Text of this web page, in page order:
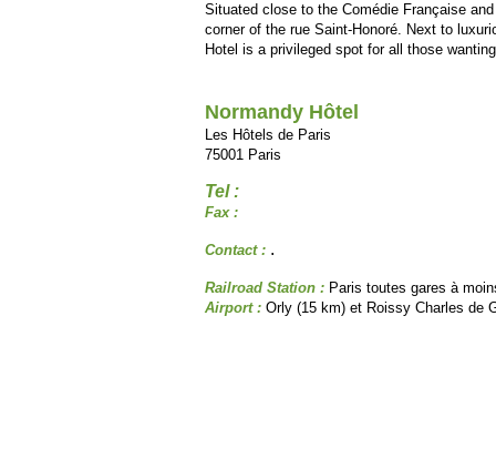
Situated close to the Comédie Française
corner of the rue Saint-Honoré. Next to
Hotel is a privileged spot for all those
Normandy Hôtel
Les Hôtels de Paris
75001 Paris
Tel :
Fax :
Contact : .
Railroad Station : Paris toutes gares à
Airport : Orly (15 km) et Roissy Charles de